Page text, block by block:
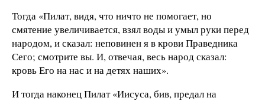
Тогда «Пилат, видя, что ничто не помогает, но
смятение увеличивается, взял воды и умыл руки перед
народом, и сказал: неповинен я в крови Праведника
Сего; смотрите вы. И, отвечая, весь народ сказал:
кровь Его на нас и на детях наших».
И тогда наконец Пилат «Иисуса, бив, предал на